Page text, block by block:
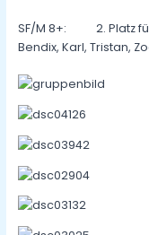
SF/M 8+: 2. Platz für
Bendix, Karl, Tristan,